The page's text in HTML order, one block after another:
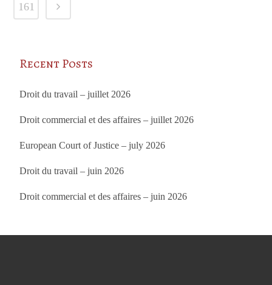
161
Recent Posts
Droit du travail – juillet 2026
Droit commercial et des affaires – juillet 2026
European Court of Justice – july 2026
Droit du travail – juin 2026
Droit commercial et des affaires – juin 2026